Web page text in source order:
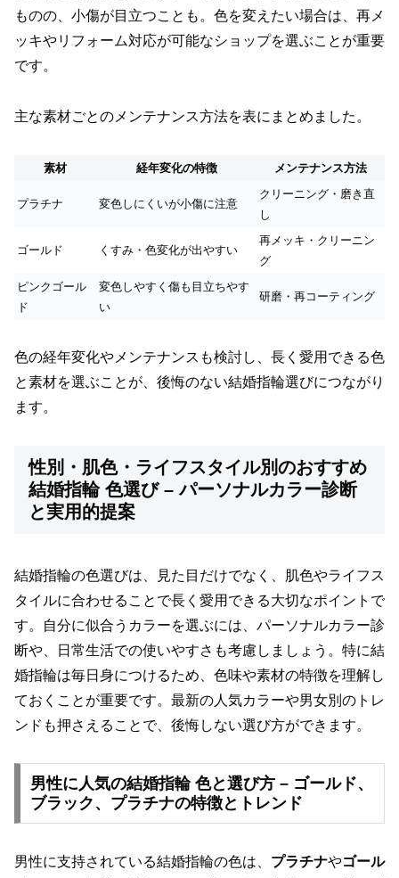
ものの、小傷が目立つことも。色を変えたい場合は、再メ
ッキやリフォーム対応が可能なショップを選ぶことが重要
です。
主な素材ごとのメンテナンス方法を表にまとめました。
素材 経年変化の特徴 メンテナンス方法
プラチナ 変色しにくいが小傷に注意
クリーニング・磨き直
し
ゴールド くすみ・色変化が出やすい
再メッキ・クリーニン
グ
ピンクゴール
ド
変色しやすく傷も目立ちやす
い
研磨・再コーティング
色の経年変化やメンテナンスも検討し、長く愛用できる色
と素材を選ぶことが、後悔のない結婚指輪選びにつながり
ます。
性別・肌色・ライフスタイル別のおすすめ
結婚指輪 色選び – パーソナルカラー診断
と実用的提案
結婚指輪の色選びは、見た目だけでなく、肌色やライフス
タイルに合わせることで長く愛用できる大切なポイントで
す。自分に似合うカラーを選ぶには、パーソナルカラー診
断や、日常生活での使いやすさも考慮しましょう。特に結
婚指輪は毎日身につけるため、色味や素材の特徴を理解し
ておくことが重要です。最新の人気カラーや男女別のトレ
ンドも押さえることで、後悔しない選び方ができます。
男性に人気の結婚指輪 色と選び方 – ゴールド、
ブラック、プラチナの特徴とトレンド
男性に支持されている結婚指輪の色は、 プラチナやゴール